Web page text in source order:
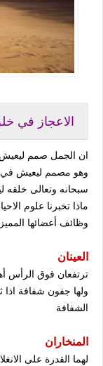
الاعجاز في
ان الجمل صمم
وهو مصمم ليعيش في
سبحانه وتعالى خلقه
ماذا تخبرنا علوم
وظائف أعضائها
العينان
ترتفعان فوق الرأس
ولها جفون شفافة اذا
الشفافة
المنخاران
لهما القدرة على